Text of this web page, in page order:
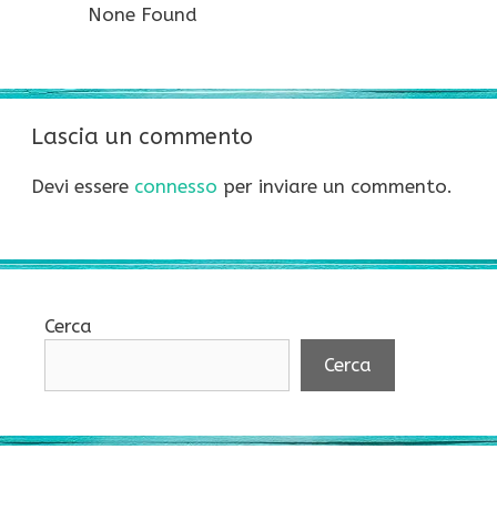
None Found
Lascia un commento
Devi essere connesso per inviare un commento.
Cerca
Cerca